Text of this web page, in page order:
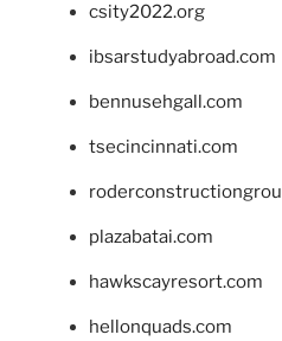
csity2022.org
ibsarstudyabroad.com
bennusehgall.com
tsecincinnati.com
plazabatai.com
hawkscayresort.com
hellonquads.com